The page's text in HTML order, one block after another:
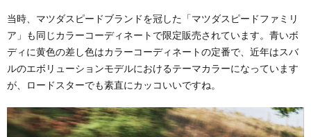
当時、マツダスピードブランドを冠した「マツダスピードファミリ
ア」も同じカラーコーディネートで限定販売されています。青いボ
ディに黄色の差し色はカラーコーディネートの定番で、近年はスバ
ルのエボリューションモデルにおけるテーマカラーになっています
が、ロードスターでも素直にカッコいいですね。